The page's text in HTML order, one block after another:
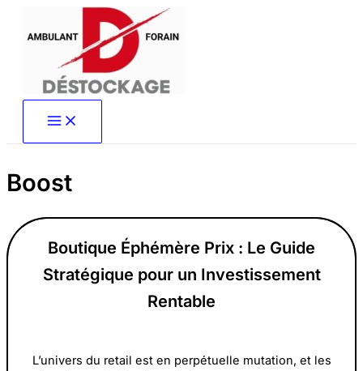
Boost
Boutique Éphémère Prix : Le Guide
Stratégique pour un Investissement
Rentable
L’univers du retail est en perpétuelle mutation, et les